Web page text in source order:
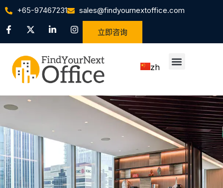
+65-97467231 sales@findyournextoffice.com
立即咨询
zh